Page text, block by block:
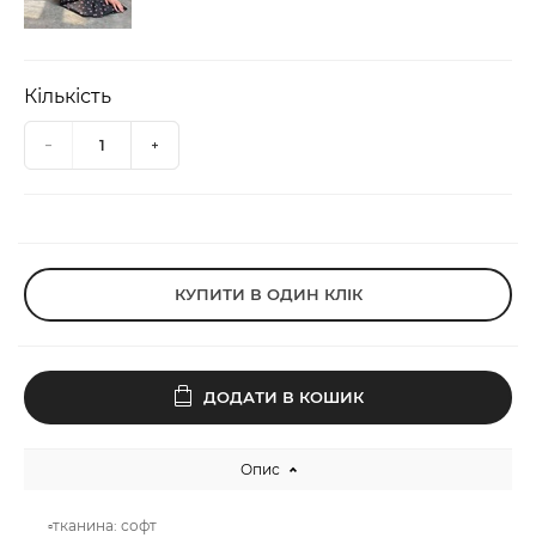
Кількість
КУПИТИ В ОДИН КЛІК
ДОДАТИ В КОШИК
Опис
▫️тканина: софт